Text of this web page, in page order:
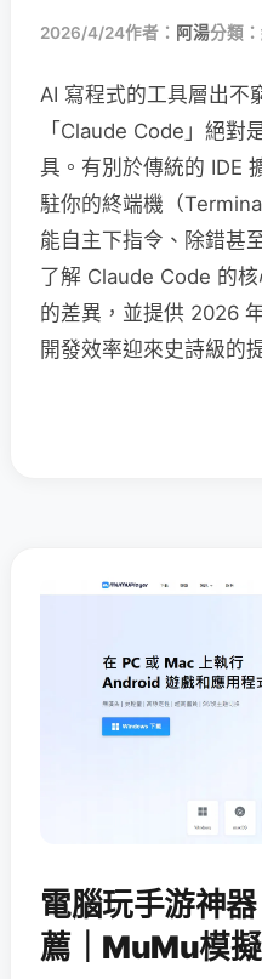
2026/4/24作者： 阿湯分類：
AI 寫程式的工具層出不
「Claude Code」絕對
具。有別於傳統的 IDE
駐你的終端機（
能自主下指令、除錯甚
了解 Claude Code 的
的差異，並提供 2026
開發效率迎來史詩級的
電腦玩手游神
薦｜MuMu模